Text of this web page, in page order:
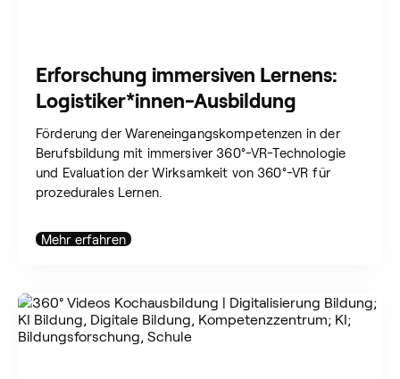
Erforschung immersiven Lernens:
Logistiker*innen-Ausbildung
Förderung der Wareneingangskompetenzen in der
Berufsbildung mit immersiver 360°-VR-Technologie
und Evaluation der Wirksamkeit von 360°-VR für
prozedurales Lernen.
Mehr erfahren